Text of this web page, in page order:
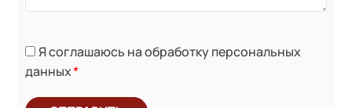
Я соглашаюсь на обработку персональных
данных*